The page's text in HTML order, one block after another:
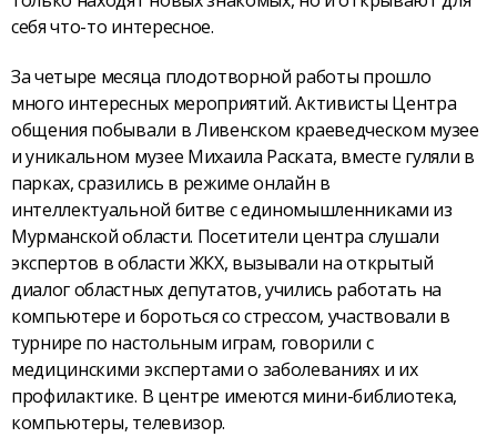
себя что-то интересное.
За четыре месяца плодо­творной работы прошло
много интересных мероприятий. Активисты Центра
общения побывали в Ливенском краеведческом музее
и уникальном музее Михаила Раската, вместе гуляли в
парках, сразились в режиме онлайн в
интеллектуальной битве с единомышленниками из
Мурманской области. Посетители центра слушали
экспертов в области ЖКХ, вызывали на открытый
диалог областных депутатов, учились работать на
компьютере и бороться со стрессом, участвовали в
турнире по настольным играм, говорили с
медицинскими экспертами о заболеваниях и их
профилактике. В центре имеются мини-библиотека,
компьютеры, телевизор.